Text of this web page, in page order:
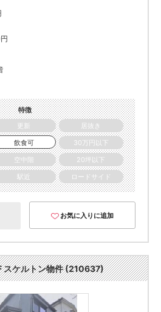
特徴
更新
居抜き
飲食可
30万円以下
空中階
20坪以下
駅近 ロードサイド
お気に入りに追加
スケルトン物件 (210637)